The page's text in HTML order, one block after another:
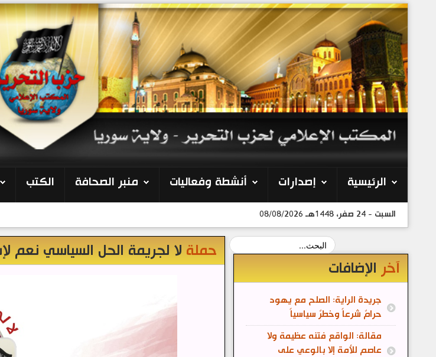
الرئيسية إصدارات أنشطة وفعاليات منبر الصحافة الكتب
السبت - 24 صفر، 1448هـ 08/08/2026
حملة لا لجريمة الحل السياسي نعم
آخر الإضافات
جريدة الراية: الصلح مع يهود
حرامٌ شرعاً وخطرٌ سياسياً
مقالة: الواقع فتنه عظيمة ولا
عاصم للأمة إلا بالوعي على